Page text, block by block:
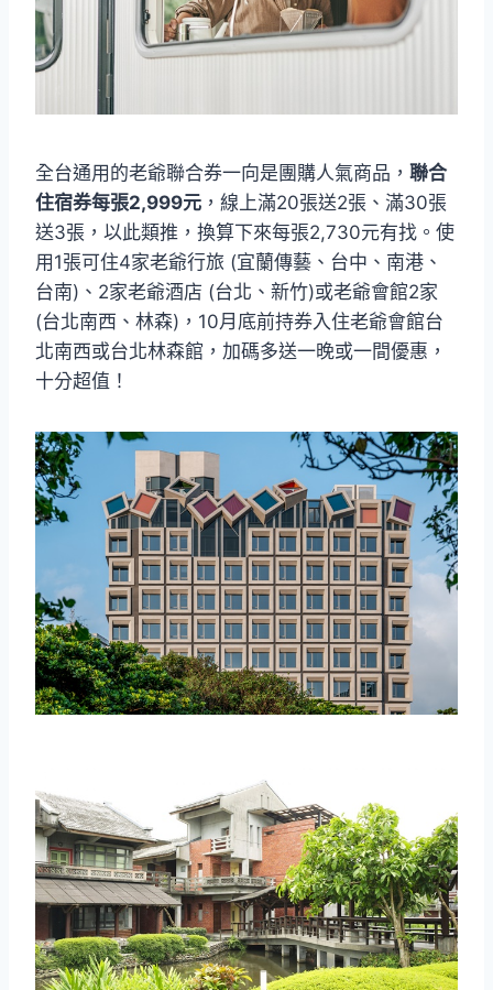
全台通用的老爺聯合券一向是團購人氣商品， 聯合
住宿券每張2,999元 ，線上滿20張送2張、滿30張
送3張，以此類推，換算下來每張2,730元有找。使
用1張可住4家老爺行旅 (宜蘭傳藝、台中、南港、
台南)、2家老爺酒店 (台北、新竹)或老爺會館2家
(台北南西、林森)，10月底前持券入住老爺會館台
北南西或台北林森館，加碼多送一晚或一間優惠，
十分超值！